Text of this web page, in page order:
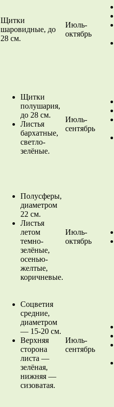
Щитки
шаровидные, до
28 см.
Июль-
октябрь
Щитки
полушария,
до 28 см.
Листья
бархатные,
светло-
зелёные.
Июль-
сентябрь
Полусферы,
диаметром
22 см.
Листья
летом
темно-
зелёные,
осенью-
желтые,
коричневые.
Июль-
октябрь
Соцветия
средние,
диаметром
— 15-20 см.
Верхняя
сторона
листа —
зелёная,
нижняя —
сизоватая.
Июль-
сентябрь